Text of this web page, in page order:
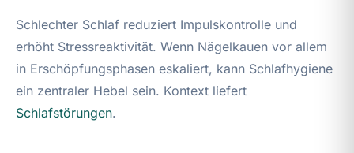
Schlechter Schlaf reduziert Impulskontrolle und
erhöht Stressreaktivität. Wenn Nägelkauen vor allem
in Erschöpfungsphasen eskaliert, kann Schlafhygiene
ein zentraler Hebel sein. Kontext liefert
Schlafstörungen.